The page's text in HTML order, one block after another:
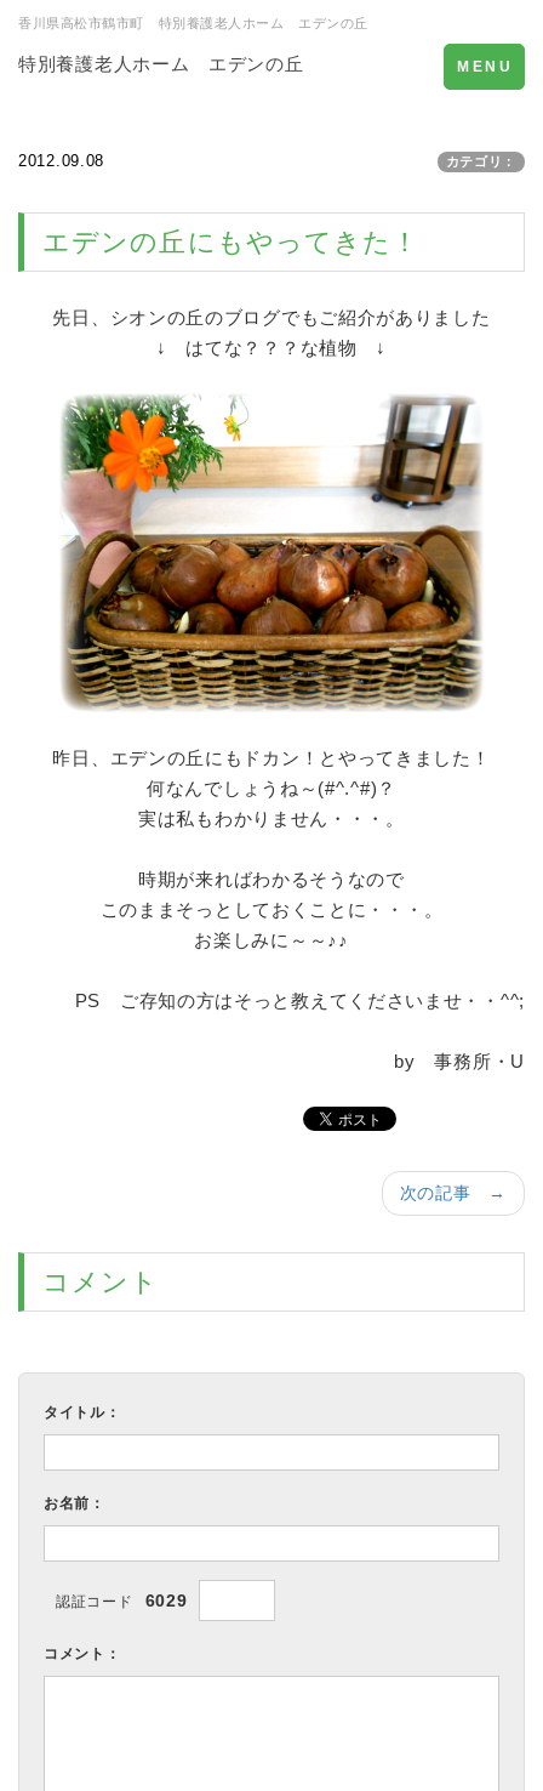
香川県高松市鶴市町 特別養護老人ホーム エデンの丘
特別養護老人ホーム エデンの丘
Toggle
navigation
MENU
2012.09.08 カテゴリ：
エデンの丘にもやってきた！
先日、シオンの丘のブログでもご紹介がありました
↓ はてな？？？な植物 ↓
昨日、エデンの丘にもドカン！とやってきました！
何なんでしょうね～(#^.^#)？
実は私もわかりません・・・。
時期が来ればわかるそうなので
このままそっとしておくことに・・・。
お楽しみに～～♪♪
PS ご存知の方はそっと教えてくださいませ・・^^;
by 事務所・U
次の記事 →
コメント
タイトル：
お名前：
認証コード 6029
コメント：